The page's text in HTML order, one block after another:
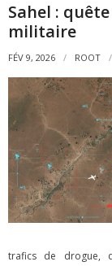
objectifs
Sahel :
militaire
FÉV 9, 2026 ROOT
trafics de drogue,